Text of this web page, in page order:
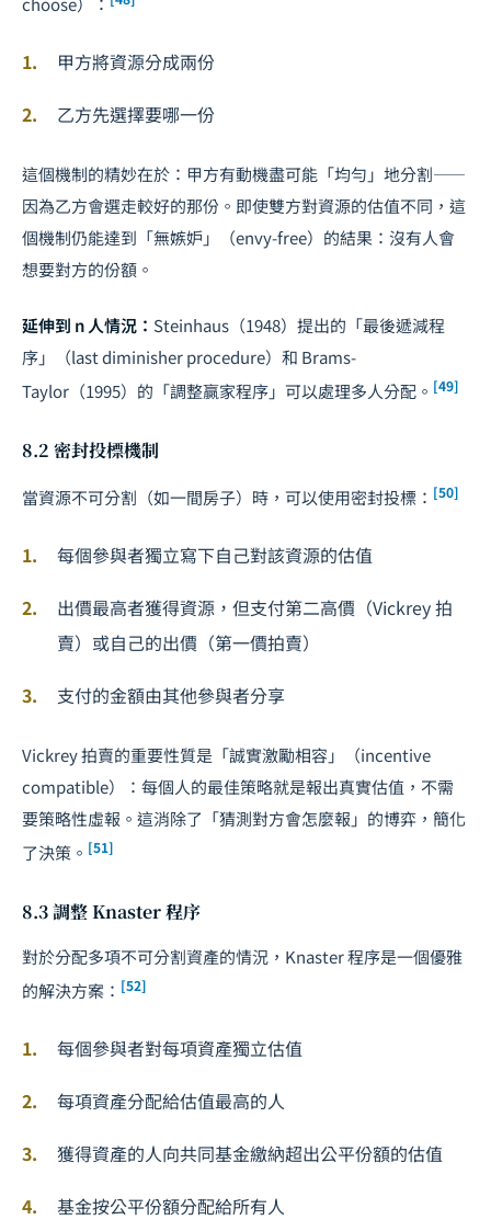
甲方將資源分成兩份
乙方先選擇要哪一份
這個機制的精妙在於：甲方有動機盡可能「均勻」地分割——
因為乙方會選走較好的那份。即使雙方對資源的估值不同，這
個機制仍能達到「無嫉妒」（envy-free）的結果：沒有人會
想要對方的份額。
延伸到 n 人情況： Steinhaus（1948）提出的「最後遞減程
序」（last diminisher procedure）和 Brams-
Taylor（1995）的「調整贏家程序」可以處理多人分配。 [49]
8.2 密封投標機制
當資源不可分割（如一間房子）時，可以使用密封投標： [50]
每個參與者獨立寫下自己對該資源的估值
出價最高者獲得資源，但支付第二高價（Vickrey 拍
賣）或自己的出價（第一價拍賣）
支付的金額由其他參與者分享
Vickrey 拍賣的重要性質是「誠實激勵相容」（incentive
compatible）：每個人的最佳策略就是報出真實估值，不需
要策略性虛報。這消除了「猜測對方會怎麼報」的博弈，簡化
了決策。 [51]
8.3 調整 Knaster 程序
對於分配多項不可分割資產的情況，Knaster 程序是一個優雅
的解決方案： [52]
每個參與者對每項資產獨立估值
每項資產分配給估值最高的人
獲得資產的人向共同基金繳納超出公平份額的估值
基金按公平份額分配給所有人